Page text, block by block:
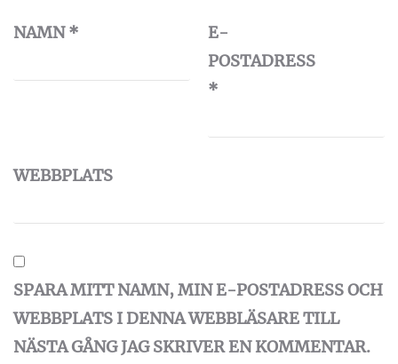
NAMN*
E-
POSTADRESS
*
WEBBPLATS
SPARA MITT NAMN, MIN E-POSTADRESS OCH
WEBBPLATS I DENNA WEBBLÄSARE TILL
NÄSTA GÅNG JAG SKRIVER EN KOMMENTAR.